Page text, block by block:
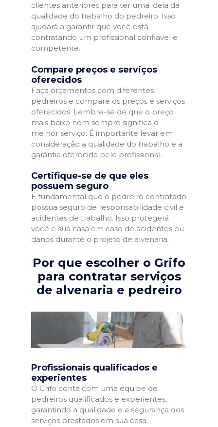
clientes anteriores para ter uma ideia da
qualidade do trabalho do pedreiro. Isso
ajudará a garantir que você está
contratando um profissional confiável e
competente.
Compare preços e serviços
oferecidos
Faça orçamentos com diferentes
pedreiros e compare os preços e serviços
oferecidos. Lembre-se de que o preço
mais baixo nem sempre significa o
melhor serviço. É importante levar em
consideração a qualidade do trabalho e a
garantia oferecida pelo profissional.
Certifique-se de que eles
possuem seguro
É fundamental que o pedreiro contratado
possua seguro de responsabilidade civil e
acidentes de trabalho. Isso protegerá
você e sua casa em caso de acidentes ou
danos durante o projeto de alvenaria.
Por que escolher o Grifo
para contratar serviços
de alvenaria e pedreiro
Profissionais qualificados e
experientes
O Grifo conta com uma equipe de
pedreiros qualificados e experientes,
garantindo a qualidade e a segurança dos
serviços prestados em sua casa.